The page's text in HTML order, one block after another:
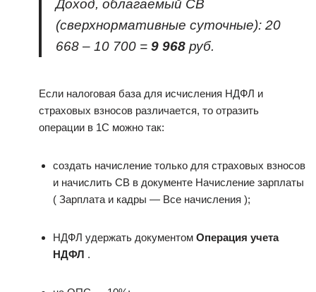
Доход, облагаемый СВ
(сверхнормативные суточные): 20
668 – 10 700 = 9 968 руб.
Если налоговая база для исчисления НДФЛ и
страховых взносов различается, то отразить
операции в 1С можно так:
создать начисление только для страховых взносов
и начислить СВ в документе Начисление зарплаты
( Зарплата и кадры — Все начисления );
НДФЛ удержать документом Операция учета
НДФЛ .